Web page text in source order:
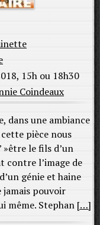
15h ou 18h30
Coindeaux
dans une ambiance
pièce nous
»être le fils d’un
contre l’image de
génie et haine
jamais pouvoir
même. Stephan […]